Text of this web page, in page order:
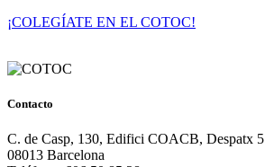
¡COLEGÍATE EN EL COTOC!
Contacto
C. de Casp, 130, Edifici COACB, Despatx 5
08013 Barcelona